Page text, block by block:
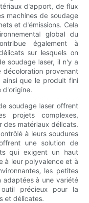
d'apport, de flux
machines de soudage
et d'émissions. Cela
global du
également à
sur lesquels on
soudage laser, il n'y a
décoloration provenant
ainsi que le produit fini
d'origine.
soudage laser offrent
projets complexes,
des matériaux délicats.
à leurs soudures
une solution de
qui exigent un haut
à leur polyvalence et à
les petites
adaptées à une variété
précieux pour la
et délicates.